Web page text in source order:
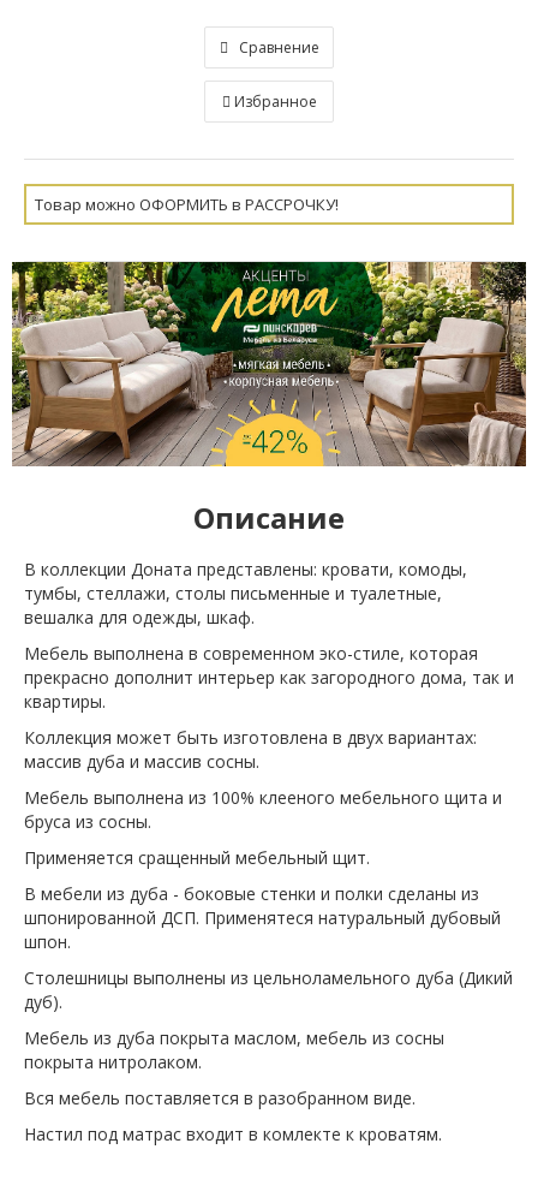
Сравнение
Избранное
Товар можно ОФОРМИТЬ в РАССРОЧКУ!
Описание
В коллекции Доната представлены: кровати, комоды,
тумбы, стеллажи, столы письменные и туалетные,
вешалка для одежды, шкаф.
Мебель выполнена в современном эко-стиле, которая
прекрасно дополнит интерьер как загородного дома, так и
квартиры.
Коллекция может быть изготовлена в двух вариантах:
массив дуба и массив сосны.
Мебель выполнена из 100% клееного мебельного щита и
бруса из сосны.
Применяется сращенный мебельный щит.
В мебели из дуба - боковые стенки и полки сделаны из
шпонированной ДСП. Применятеся натуральный дубовый
шпон.
Столешницы выполнены из цельноламельного дуба (Дикий
дуб).
Мебель из дуба покрыта маслом, мебель из сосны
покрыта нитролаком.
Вся мебель поставляется в разобранном виде.
Настил под матрас входит в комлекте к кроватям.